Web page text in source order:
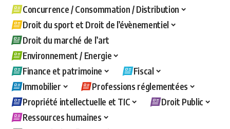
Concurrence / Consommation / Distribution
Droit du sport et Droit de l’évènementiel
Droit du marché de l’art
Environnement / Energie
Finance et patrimoine
Fiscal
Immobilier
Professions réglementées
Propriété intellectuelle et TIC
Droit Public
Ressources humaines